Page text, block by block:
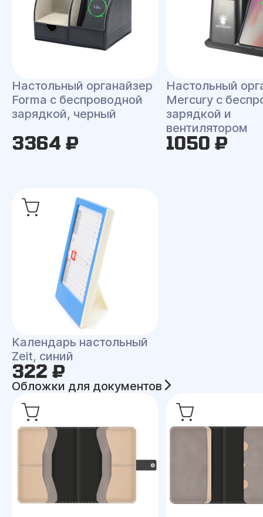
Настольный органайзер
Forma c беспроводной
зарядкой, черный
3364 ₽
Настольный
Mercury c
зарядкой и
вентилятором
1050 ₽
Календарь настольный
Zeit, синий
322 ₽
Обложки для документов